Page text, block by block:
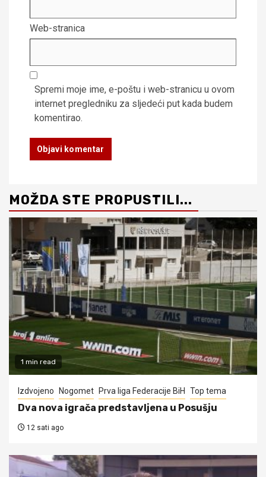
Web-stranica
Spremi moje ime, e-poštu i web-stranicu u ovom
internet pregledniku za sljedeći put kada budem
komentirao.
MOŽDA STE PROPUSTILI...
1 min read
Izdvojeno Nogomet Prva liga Federacije BiH Top tema
Dva nova igrača predstavljena u Posušju
12 sati ago